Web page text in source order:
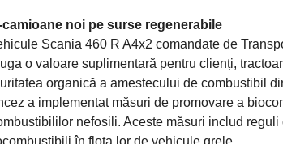
camioane noi pe surse regenerabile
Scania 460 R A4x2 comandate de
o valoare suplimentară pentru clienți,
organică a amestecului de combustibil
a implementat măsuri de promovare a
nefosili. Aceste măsuri includ
în flota lor de vehicule grele.